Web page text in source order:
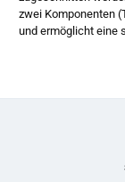
zwei Komponenten
und ermöglicht eine